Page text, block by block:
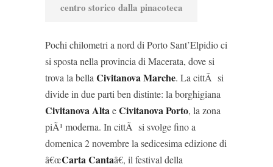
centro storico dalla pinacoteca
Pochi chilometri a nord di Porto Sant’Elpidio ci
si sposta nella provincia di Macerata, dove si
trova la bella Civitanova Marche. La cittÃ si
divide in due parti ben distinte: la borghigiana
Civitanova AltaeCivitanova Porto, la zona
piÃ¹ moderna. In cittÃ si svolge fino a
domenica 2 novembre la sedicesima edizione di
â€œCarta Cantaâ€, il festival della